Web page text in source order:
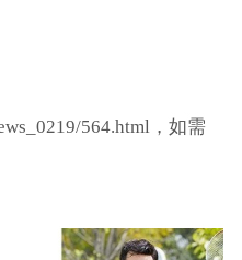
564.html，如需